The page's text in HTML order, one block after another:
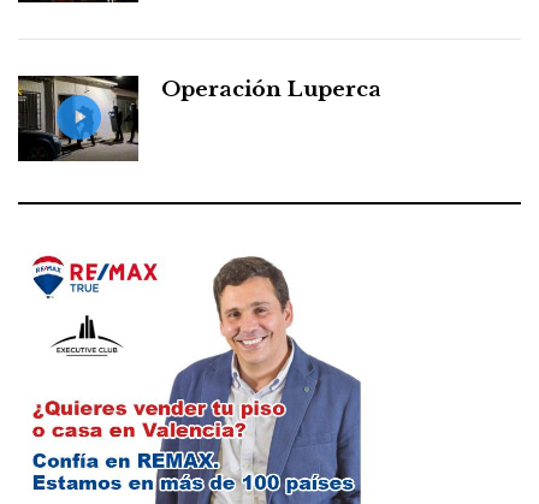
Operación Luperca